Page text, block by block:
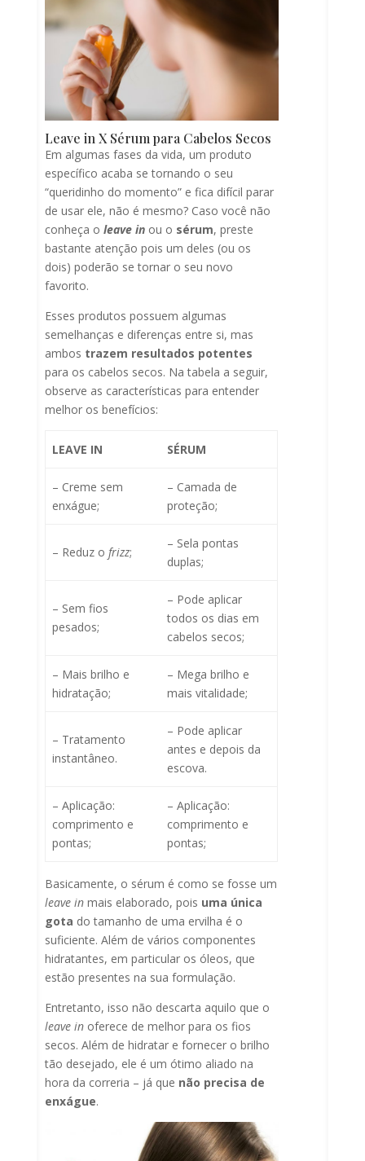
Leave in X Sérum para Cabelos Secos
Em algumas fases da vida, um produto
específico acaba se tornando o seu
“queridinho do momento” e fica difícil parar
de usar ele, não é mesmo? Caso você não
conheça o leave inou o sérum, preste
bastante atenção pois um deles (ou os
dois) poderão se tornar o seu novo
favorito.
Esses produtos possuem algumas
semelhanças e diferenças entre si, mas
ambos trazem resultados potentes
para os cabelos secos. Na tabela a seguir,
observe as características para entender
melhor os benefícios:
LEAVE IN SÉRUM
– Creme sem
enxágue;
– Camada de
proteção;
– Reduz o frizz;
– Sela pontas
duplas;
– Sem fios
pesados;
– Pode aplicar
todos os dias em
cabelos secos;
– Mais brilho e
hidratação;
– Mega brilho e
mais vitalidade;
– Tratamento
instantâneo.
– Pode aplicar
antes e depois da
escova.
– Aplicação:
comprimento e
pontas;
– Aplicação:
comprimento e
pontas;
Basicamente, o sérum é como se fosse um
leave inmais elaborado, pois uma única
gota do tamanho de uma ervilha é o
suficiente. Além de vários componentes
hidratantes, em particular os óleos, que
estão presentes na sua formulação.
Entretanto, isso não descarta aquilo que o
leave inoferece de melhor para os fios
secos. Além de hidratar e fornecer o brilho
tão desejado, ele é um ótimo aliado na
hora da correria – já que não precisa de
enxágue.